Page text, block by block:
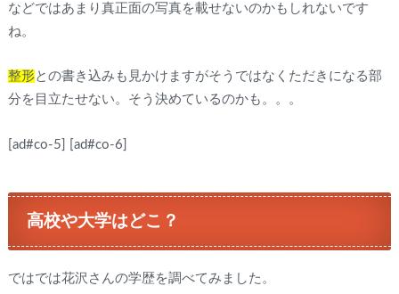
などではあまり真正面の写真を載せないのかもしれないです
ね。
整形 との書き込みも見かけますがそうではなくただきになる部
分を目立たせない。そう決めているのかも。。。
[ad#co-5] [ad#co-6]
高校や大学はどこ？
ではでは花沢さんの学歴を調べてみました。